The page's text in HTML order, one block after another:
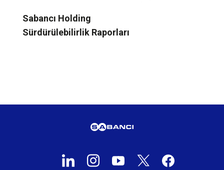
Sabancı Holding
Sürdürülebilirlik Raporları